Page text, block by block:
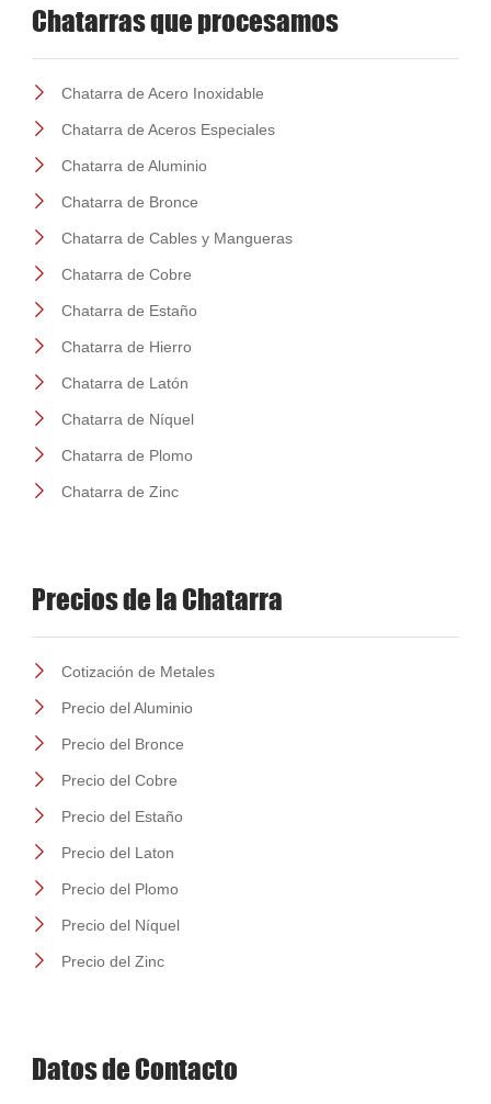
Chatarras que procesamos
Chatarra de Acero Inoxidable
Chatarra de Aceros Especiales
Chatarra de Aluminio
Chatarra de Bronce
Chatarra de Cables y Mangueras
Chatarra de Cobre
Chatarra de Estaño
Chatarra de Hierro
Chatarra de Latón
Chatarra de Níquel
Chatarra de Plomo
Chatarra de Zinc
Precios de la Chatarra
Cotización de Metales
Precio del Aluminio
Precio del Bronce
Precio del Cobre
Precio del Estaño
Precio del Laton
Precio del Plomo
Precio del Níquel
Precio del Zinc
Datos de Contacto